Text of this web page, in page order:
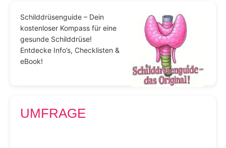
Schilddrüsenguide – Dein
kostenloser Kompass für eine
gesunde Schilddrüse!
Entdecke Info’s, Checklisten &
eBook!
UMFRAGE